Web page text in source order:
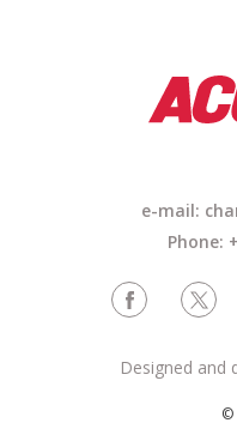
e-mail:
Phone:
©
Designed and